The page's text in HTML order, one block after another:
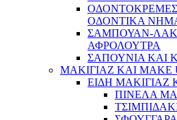
ΟΔΟΝΤΙΚΑ
ΣΑΜΠΟΥΑΝ-
ΑΦΡΟΛΟΥΤΡΑ
ΣΑΠΟΥΝΙΑ ΚΑΙ
ΜΑΚΙΓΙΑΖ ΚΑΙ MAKE
ΕΙΔΗ ΜΑΚΙΓΙΑΖ
ΠΙΝΕΛΑ